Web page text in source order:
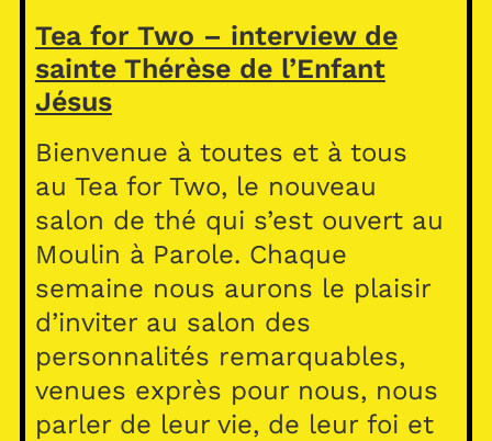
Tea for Two – interview de
sainte Thérèse de l’Enfant
Jésus
Bienvenue à toutes et à tous
au Tea for Two, le nouveau
salon de thé qui s’est ouvert au
Moulin à Parole. Chaque
semaine nous aurons le plaisir
d’inviter au salon des
personnalités remarquables,
venues exprès pour nous, nous
parler de leur vie, de leur foi et